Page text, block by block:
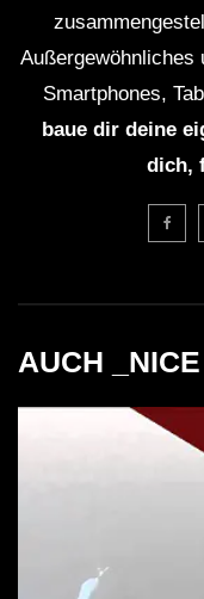
Außergewöhnliches
Smartphones,
baue dir deine
dich,
AUCH _NICE